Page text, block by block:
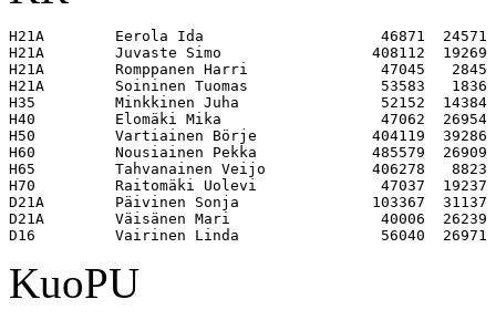
H21A        Eerola Ida                    46871  24571
H21A        Juvaste Simo                 408112  19269
H21A        Romppanen Harri               47045   2845
H21A        Soininen Tuomas               53583   1836
H35         Minkkinen Juha                52152  14384
H40         Elomäki Mika                  47062  26954
H50         Vartiainen Börje             404119  39286
H60         Nousiainen Pekka             485579  26909
H65         Tahvanainen Veijo            406278   8823
H70         Raitomäki Uolevi              47037  19237
D21A        Päivinen Sonja               103367  31137
D21A        Väisänen Mari                 40006  26239
KuoPU